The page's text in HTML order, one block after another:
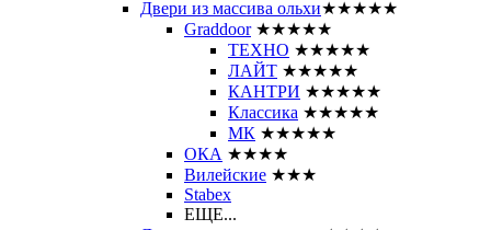
Двери из массива ольхи★★★★★
Graddoor ★★★★★
ТЕХНО ★★★★★
ЛАЙТ ★★★★★
КАНТРИ ★★★★★
Классика ★★★★★
МК ★★★★★
ОКА ★★★★
Вилейские ★★★
Stabex
ЕЩЕ...